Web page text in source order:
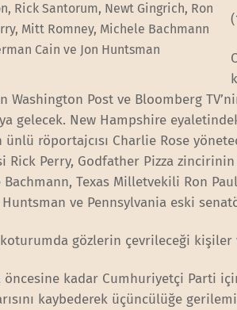
Rick Santorum, Newt Gingrich, Ron
Mitt Romney, Michele Bachmann
Cain ve Jon Huntsman
Washington Post ve Bloomberg
gelecek. New Hampshire
ünlü röportajcısı Charlie Rose
Rick Perry, Godfather Pizza
Texas Milletvekili Ron
ve Pennsylvania eski
gözlerin çevrileceği
kadar Cumhuriyetçi Parti
kaybederek üçüncülüğe